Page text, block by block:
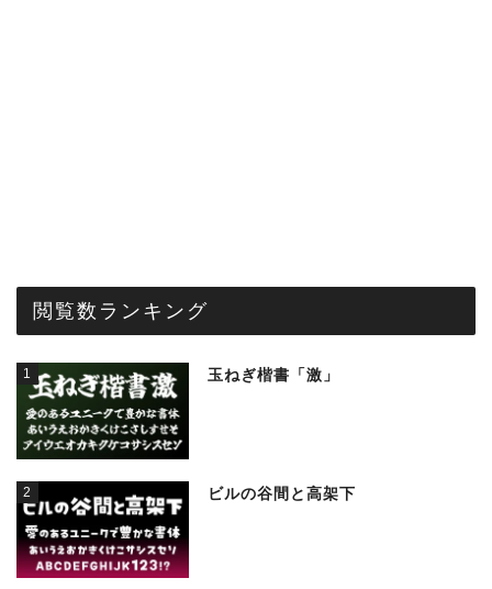
閲覧数ランキング
1 玉ねぎ楷書「激」
2 ビルの谷間と高架下